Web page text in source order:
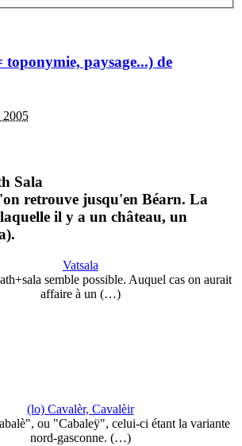
toponymie, paysage...) de
2005
Sala
retrouve jusqu'en Béarn. La
il y a un château, un
Vatsala
semble possible. Auquel cas on aurait
affaire à un (…)
(lo) Cavalèr, Cavalèir
ou "Cabaleÿ", celui-ci étant la variante
nord-gasconne. (…)